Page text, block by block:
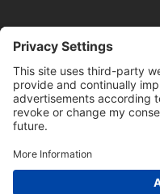
Derechos de autor © Many